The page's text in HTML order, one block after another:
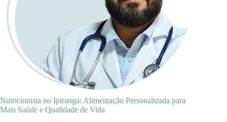
Nutricionista no Ipiranga: Alimentação Personalizada para
Mais Saúde e Qualidade de Vida